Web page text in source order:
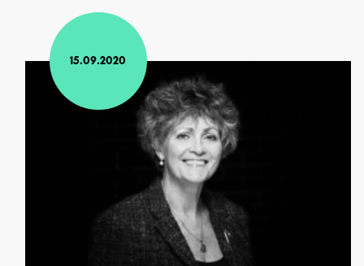
15.09.2020